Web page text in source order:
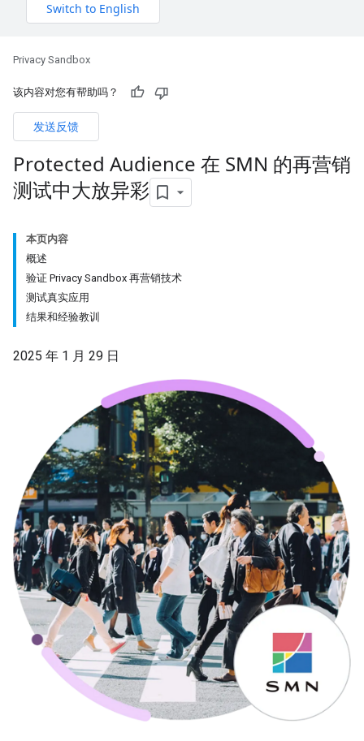
Privacy Sandbox
该内容对您有帮助吗？
发送反馈
Protected Audience 在 SMN 的再营销
测试中大放异彩
本页内容
概述
验证 Privacy Sandbox 再营销技术
测试真实应用
结果和经验教训
2025 年 1 月 29 日